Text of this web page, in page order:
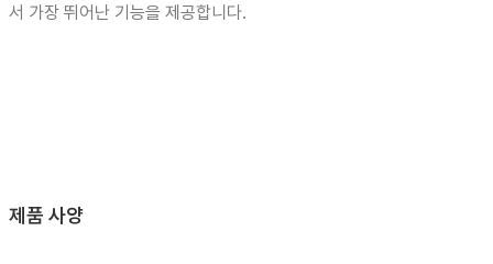
서 가장 뛰어난 기능을 제공합니다.
제품 사양